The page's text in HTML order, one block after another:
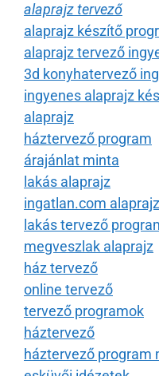
alaprajz tervező
alaprajz készítő
alaprajz tervező
3d konyhatervező
ingyenes alaprajz
alaprajz
háztervező program
árajánlat minta
lakás alaprajz
ingatlan.com
lakás tervező
megveszlak alaprajz
ház tervező
online tervező
tervező programok
háztervező
háztervező program